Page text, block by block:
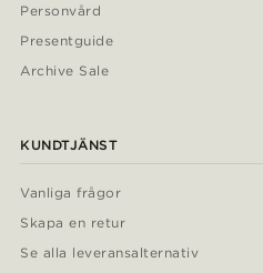
Personvård
Presentguide
Archive Sale
KUNDTJÄNST
Vanliga frågor
Skapa en retur
Se alla leveransalternativ